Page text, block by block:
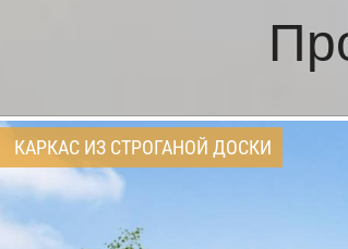
КАРКАС ИЗ СТРОГАНОЙ ДОСКИ